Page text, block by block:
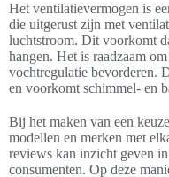
Het ventilatievermogen is
die uitgerust zijn met
luchtstroom. Dit voorkomt
hangen. Het is raadzaam
vochtregulatie bevorderen.
en voorkomt schimmel- en
Bij het maken van een
modellen en merken met
reviews kan inzicht geven
consumenten. Op deze